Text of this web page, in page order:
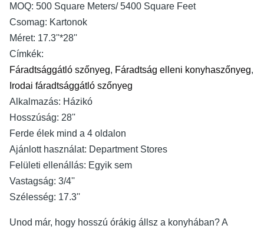
MOQ: 500 Square Meters/ 5400 Square Feet
Csomag: Kartonok
Méret: 17.3''*28''
Címkék:
Fáradtsággátló szőnyeg, Fáradtság elleni konyhaszőnyeg,
Irodai fáradtsággátló szőnyeg
Alkalmazás: Házikó
Hosszúság: 28''
Ferde élek mind a 4 oldalon
Ajánlott használat: Department Stores
Felületi ellenállás: Egyik sem
Vastagság: 3/4''
Szélesség: 17.3''
Unod már, hogy hosszú órákig állsz a konyhában? A